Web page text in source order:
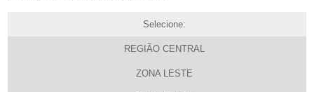
Selecione:
REGIÃO CENTRAL
ZONA LESTE